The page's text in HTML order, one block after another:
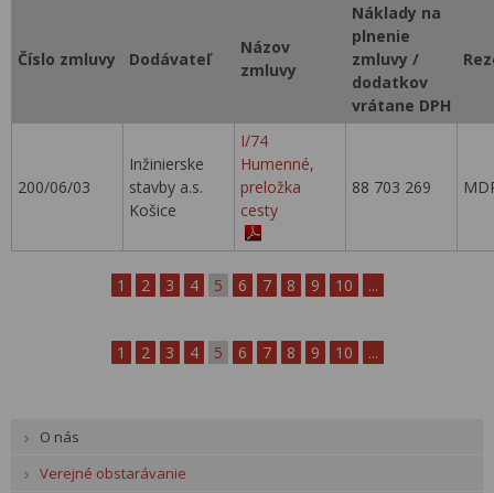
Číslo zmluvy Dodávateľ
Názov
zmluvy
Náklady na
plnenie
zmluvy /
dodatkov
vrátane DPH
200/06/03
Inžinierske
stavby a.s.
Košice
I/74
Humenné,
preložka
cesty
88 703 269
1 2 3 4 5 6 7 8 9 10 ...
1 2 3 4 5 6 7 8 9 10 ...
O nás
Verejné obstarávanie